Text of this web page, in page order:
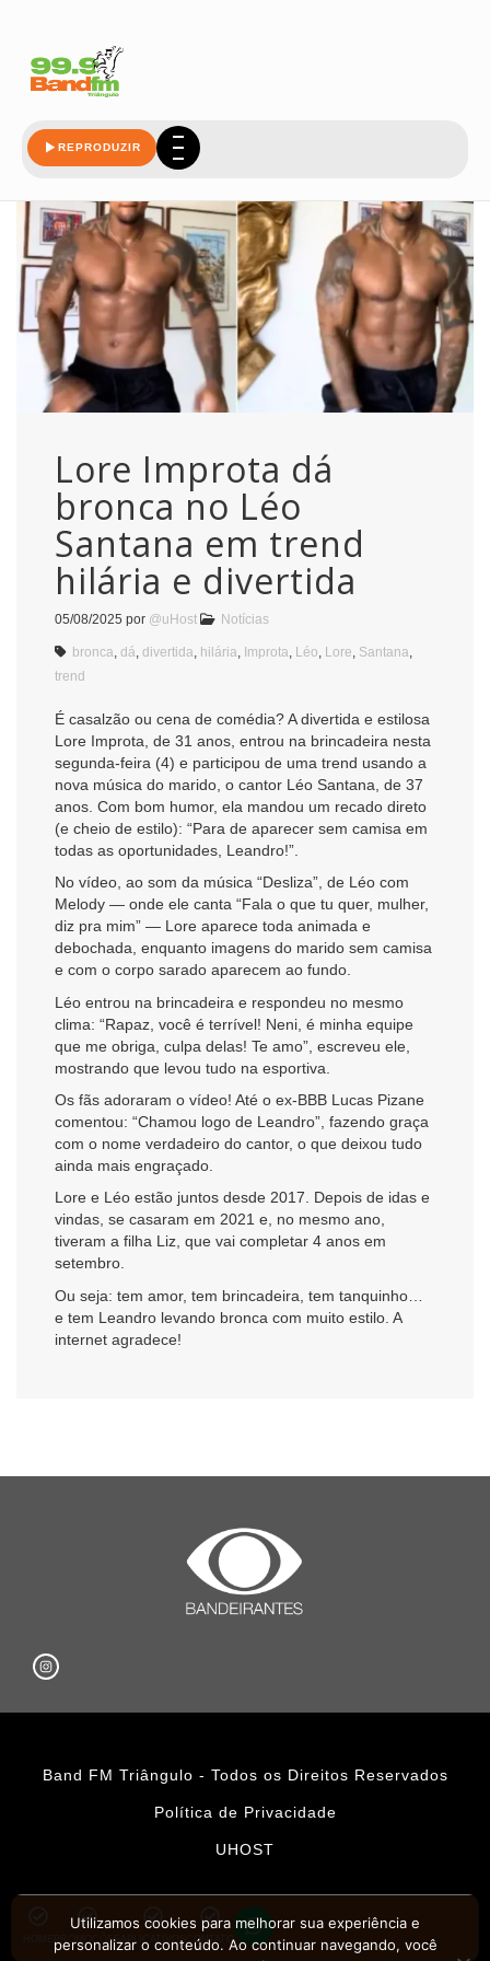
REPRODUZIR
Lore Improta dá
bronca no Léo
Santana em trend
hilária e divertida
05/08/2025 por @uHost Notícias
bronca dá divertida hilária Improta Léo Lore Santana
trend
É casalzão ou cena de comédia? A divertida e estilosa
Lore Improta, de 31 anos, entrou na brincadeira nesta
segunda-feira (4) e participou de uma trend usando a
nova música do marido, o cantor Léo Santana, de 37
anos. Com bom humor, ela mandou um recado direto
(e cheio de estilo): “Para de aparecer sem camisa em
todas as oportunidades, Leandro!”.
No vídeo, ao som da música “Desliza”, de Léo com
Melody — onde ele canta “Fala o que tu quer, mulher,
diz pra mim” — Lore aparece toda animada e
debochada, enquanto imagens do marido sem camisa
e com o corpo sarado aparecem ao fundo.
Léo entrou na brincadeira e respondeu no mesmo
clima: “Rapaz, você é terrível! Neni, é minha equipe
que me obriga, culpa delas! Te amo”, escreveu ele,
mostrando que levou tudo na esportiva.
Os fãs adoraram o vídeo! Até o ex-BBB Lucas Pizane
comentou: “Chamou logo de Leandro”, fazendo graça
com o nome verdadeiro do cantor, o que deixou tudo
ainda mais engraçado.
Lore e Léo estão juntos desde 2017. Depois de idas e
vindas, se casaram em 2021 e, no mesmo ano,
tiveram a filha Liz, que vai completar 4 anos em
setembro.
Ou seja: tem amor, tem brincadeira, tem tanquinho…
e tem Leandro levando bronca com muito estilo. A
internet agradece!
Band FM Triângulo - Todos os Direitos Reservados
Política de Privacidade
UHOST
PROMOÇÕESAPLICATIVOS CONTATO
Utilizamos cookies para melhorar sua experiência e
personalizar o conteúdo. Ao continuar navegando, você